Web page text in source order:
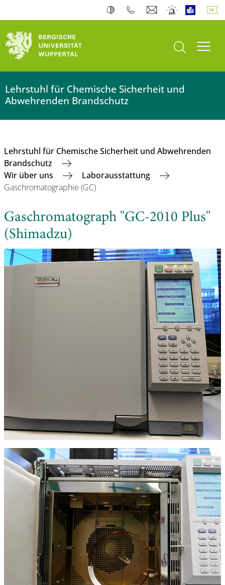
Suche öffnen
Lehrstuhl für Chemische Sicherheit und
Abwehrenden Brandschutz
Lehrstuhl für Chemische Sicherheit und Abwehrenden
Brandschutz
Wir über uns
Laborausstattung
Gaschromatographie (GC)
Gaschromatograph "GC-2010 Plus"
(Shimadzu)